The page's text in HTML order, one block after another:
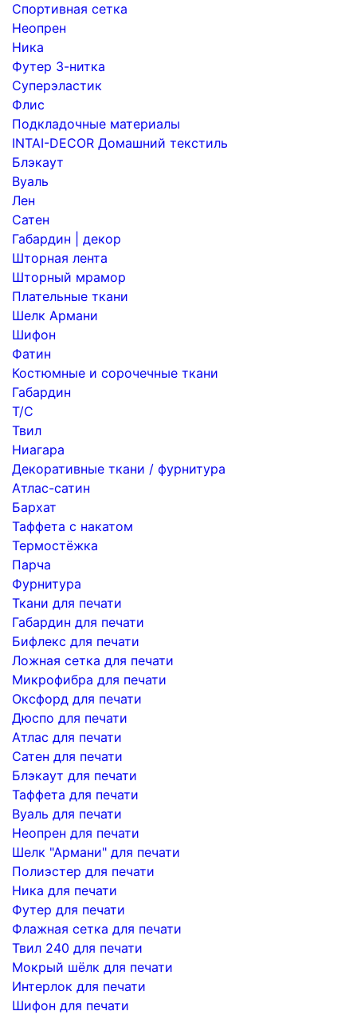
Спортивная сетка
Неопрен
Ника
Футер 3-нитка
Суперэластик
Флис
Подкладочные материалы
INTAI-DECOR Домашний текстиль
Блэкаут
Вуаль
Лен
Сатен
Габардин | декор
Шторная лента
Шторный мрамор
Плательные ткани
Шелк Армани
Шифон
Фатин
Костюмные и сорочечные ткани
Габардин
Т/С
Твил
Ниагара
Декоративные ткани / фурнитура
Атлас-сатин
Бархат
Таффета с накатом
Термостёжка
Парча
Фурнитура
Ткани для печати
Габардин для печати
Бифлекс для печати
Ложная сетка для печати
Микрофибра для печати
Оксфорд для печати
Дюспо для печати
Атлас для печати
Сатен для печати
Блэкаут для печати
Таффета для печати
Вуаль для печати
Неопрен для печати
Шелк "Армани" для печати
Полиэстер для печати
Ника для печати
Футер для печати
Флажная сетка для печати
Твил 240 для печати
Мокрый шёлк для печати
Интерлок для печати
Шифон для печати